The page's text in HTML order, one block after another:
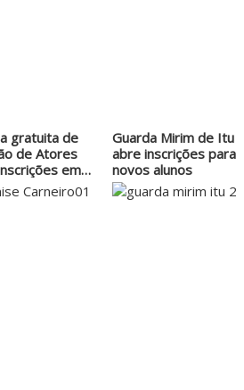
gratuita de
de Atores
em
Guarda Mirim de Itu
abre inscrições para
novos alunos